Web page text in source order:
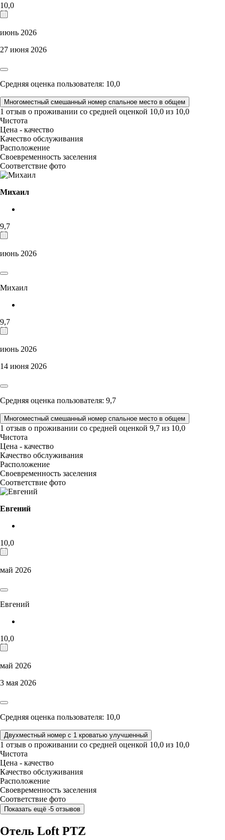
10,0
июнь 2026
27 июня 2026
Средняя оценка пользователя: 10,0
Многоместный смешанный номер спальное место в общем
1 отзыв о проживании со средней оценкой 10,0 из 10,0
Чистота
Цена - качество
Качество обслуживания
Расположение
Своевременность заселения
Соответствие фото
Михаил
9,7
июнь 2026
Михаил
9,7
июнь 2026
14 июня 2026
Средняя оценка пользователя: 9,7
Многоместный смешанный номер спальное место в общем
1 отзыв о проживании со средней оценкой 9,7 из 10,0
Чистота
Цена - качество
Качество обслуживания
Расположение
Своевременность заселения
Соответствие фото
Евгений
10,0
май 2026
Евгений
10,0
май 2026
3 мая 2026
Средняя оценка пользователя: 10,0
Двухместный номер с 1 кроватью улучшенный
1 отзыв о проживании со средней оценкой 10,0 из 10,0
Чистота
Цена - качество
Качество обслуживания
Расположение
Своевременность заселения
Соответствие фото
Показать ещё -5 отзывов
Отель Loft PTZ